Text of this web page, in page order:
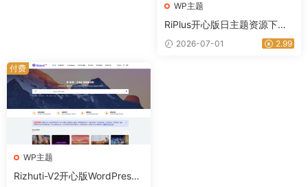
WP主题
RiPlus开心版日主题资源下载
知识付费资源
2026-07-01 2.99
WP主题
Rizhuti-V2开心版WordPress
付费